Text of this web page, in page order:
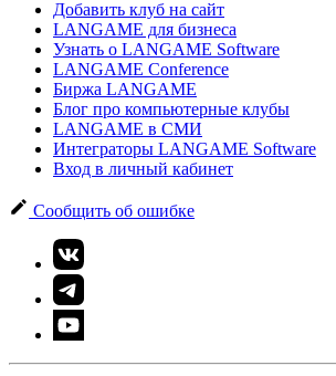
Добавить клуб на сайт
LANGAME для бизнеса
Узнать о LANGAME Software
LANGAME Conference
Биржа LANGAME
Блог про компьютерные клубы
LANGAME в СМИ
Интеграторы LANGAME Software
Вход в личный кабинет
Сообщить об ошибке